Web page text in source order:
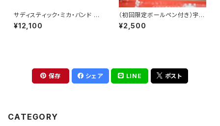
サディスティック・ミカ・バンド -
サディスティック・ミカ・バンド[1
00％ Pure LP](2LP重量盤+
¥12,100
（初回限定ボールペン付き）宇多
田ヒカル - パッパパラダイス
(7")
¥2,500
保存 シェア LINE ポスト
CATEGORY